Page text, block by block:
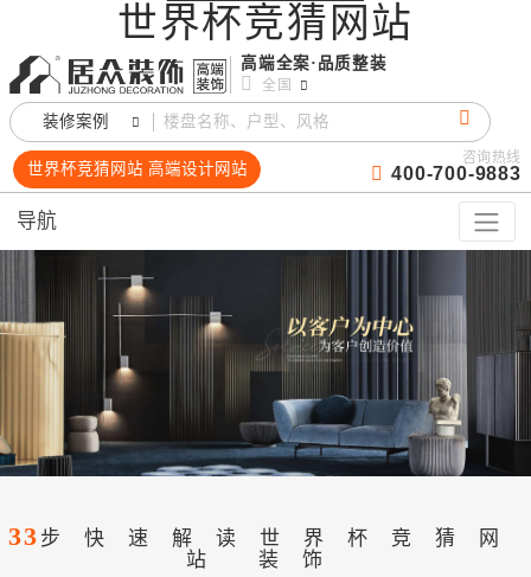
世界杯竞猜网站
高端全案·品质整装
全国
装修案例
世界杯竞猜网站 高端设计网站
咨询热线
400-700-9883
导航
33 步快速解读世界杯竞猜网
站 装饰